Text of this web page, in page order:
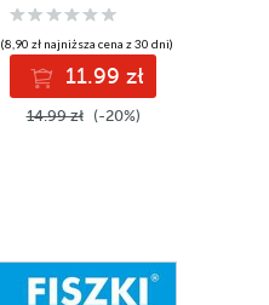
(8,90 zł najniższa cena z 30 dni)
11.99 zł
14.99 zł (-20%)